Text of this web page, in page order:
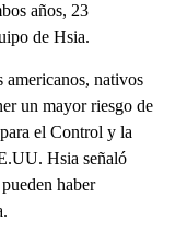
años, 23
de Hsia.
americanos, nativos
un mayor riesgo de
el Control y la
Hsia señaló
haber